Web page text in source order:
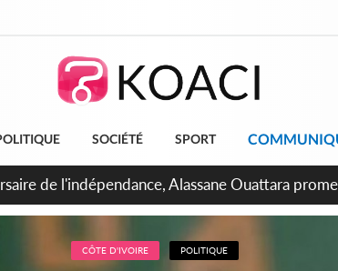
SOCIÉTÉ SPORT
Oury Bah admire le modèle ivoirien et
CÔTE D'IVOIRE POLITIQUE